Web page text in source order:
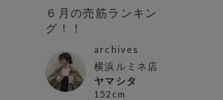
６月の売筋ランキン
グ！！
archives
横浜ルミネ店
ヤマシタ
152cm